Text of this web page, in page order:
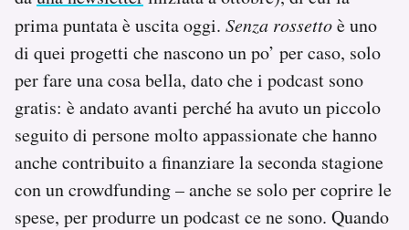
Area Personale
Newsletter
Hai bisogno di aiuto?
Esci
prima puntata è uscita oggi. Senza rossettoè uno
di quei progetti che nascono un po’ per caso, solo
per fare una cosa bella, dato che i podcast sono
gratis: è andato avanti perché ha avuto un piccolo
seguito di persone molto appassionate che hanno
anche contribuito a finanziare la seconda stagione
con un crowdfunding – anche se solo per coprire le
spese, per produrre un podcast ce ne sono. Quando